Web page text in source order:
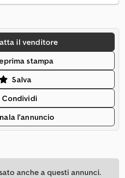
il venditore
stampa
Salva
Condividi
l'annuncio
anche a questi annunci.